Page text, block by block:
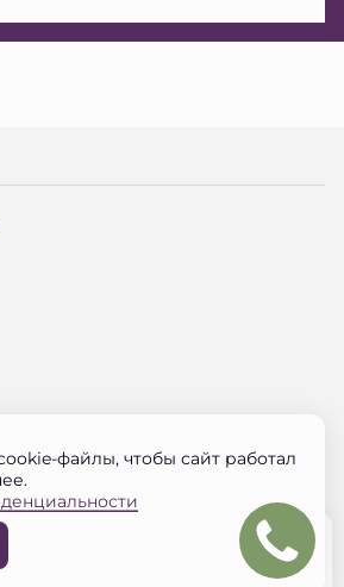
на наш.дом.рф
файлы, чтобы сайт работал